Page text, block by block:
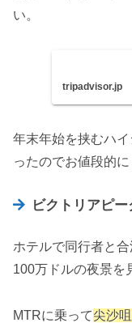
い。
tripadvisor.jp
年末年始を挟むハ
ったのでお値段的に
ビクトリアピー
ホテルで同行者と
100万ドルの夜景を
MTRに乗って尖沙